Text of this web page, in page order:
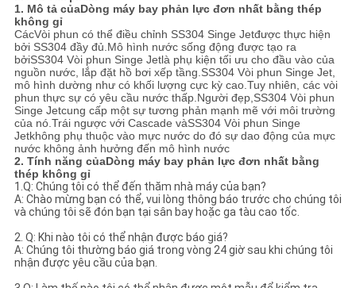
WEB
PRIVACY
POLICY
1. Mô tả củaDòng máy bay phản lực đơn nhất bằng thép
không gỉ
CácVòi phun có thể điều chỉnh SS304 Singe Jetđược thực hiện
bởi SS304 đầy đủ.Mô hình nước sống động được tạo ra
bởiSS304 Vòi phun Singe Jetlà phụ kiện tối ưu cho đầu vào của
nguồn nước, lắp đặt hồ bơi xếp tầng.SS304 Vòi phun Singe Jet,
mô hình dường như có khối lượng cực kỳ cao.Tuy nhiên, các vòi
phun thực sự có yêu cầu nước thấp.Người đẹp,SS304 Vòi phun
Singe Jetcung cấp một sự tương phản mạnh mẽ với môi trường
của nó.Trái ngược với Cascade vàSS304 Vòi phun Singe
Jetkhông phụ thuộc vào mực nước do đó sự dao động của mực
nước không ảnh hưởng đến mô hình nước
2. Tính năng củaDòng máy bay phản lực đơn nhất bằng
thép không gỉ
1.Q: Chúng tôi có thể đến thăm nhà máy của bạn?
A: Chào mừng bạn có thể, vui lòng thông báo trước cho chúng tôi
và chúng tôi sẽ đón bạn tại sân bay hoặc ga tàu cao tốc.
2. Q: Khi nào tôi có thể nhận được báo giá?
A: Chúng tôi thường báo giá trong vòng 24 giờ sau khi chúng tôi
nhận được yêu cầu của bạn.